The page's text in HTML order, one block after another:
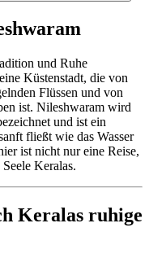
und Ruhe
Küstenstadt, die von
Flüssen und von
ist. Nileshwaram wird
und ist ein
fließt wie das Wasser
ist nicht nur eine Reise,
Keralas.
Keralas ruhige